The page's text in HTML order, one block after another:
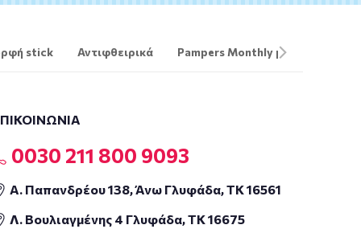
stick Αντιφθειρικά Pampers Monthly pack
0030 211 800 9093
Α. Παπανδρέου 138, Άνω Γλυφάδα, ΤΚ 16561
Λ. Βουλιαγμένης 4 Γλυφάδα, ΤΚ 16675